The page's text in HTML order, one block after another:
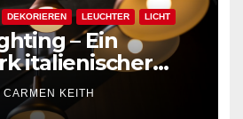
DEKORIEREN LEUCHTER LICHT
– Ein
italienischer
CARMEN KEITH